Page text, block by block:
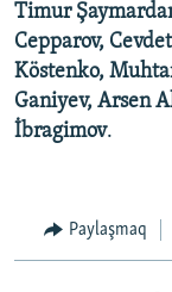
Timur
Cepparov,
Köstenko,
Ganiyev, Arsen
İbragimov.
Paylaşmaq